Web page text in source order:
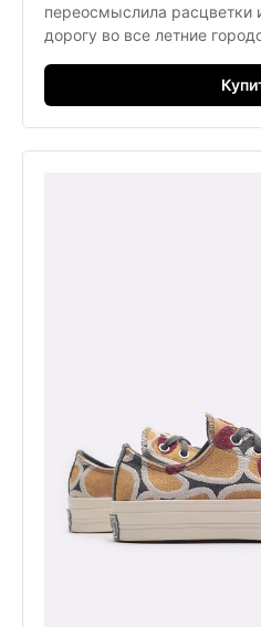
переосмыслила расцветки
дорогу во все летние